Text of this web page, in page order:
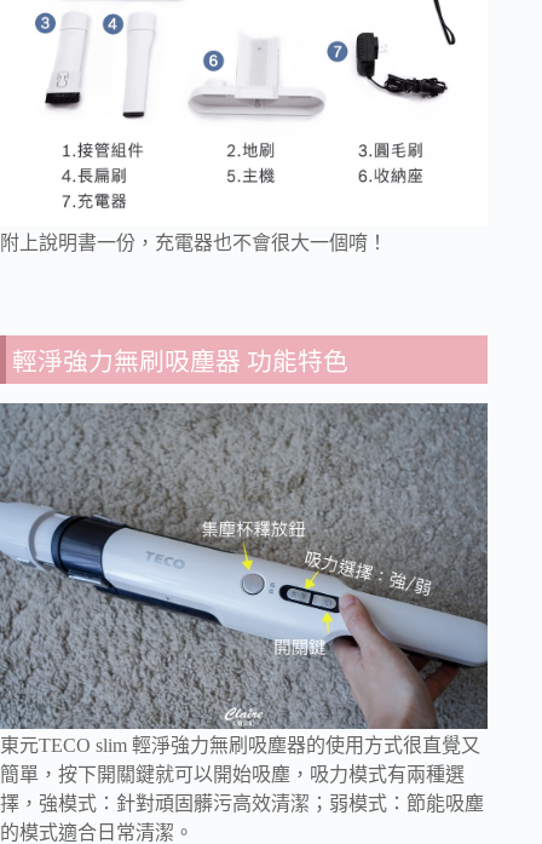
附上說明書一份，充電器也不會很大一個唷！
輕淨強力無刷吸塵器 功能特色
東元TECO slim 輕淨強力無刷吸塵器的使用方式很直覺又
簡單，按下開關鍵就可以開始吸塵，吸力模式有兩種選
擇，強模式：針對頑固髒污高效清潔；弱模式：節能吸塵
的模式適合日常清潔。